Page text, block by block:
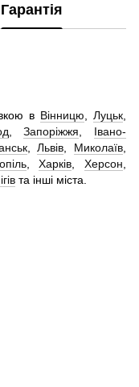
Гарантія
в Вінницю,Луцьк,
,Запоріжжя, Івано-
,Львів, Миколаїв,
,Харків,Херсон,
та інші міста.